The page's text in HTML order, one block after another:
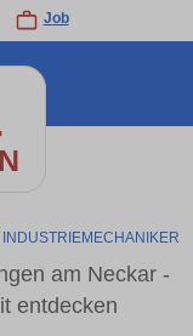
Job
INDUSTRIEMECHANIKER
am Neckar -
entdecken